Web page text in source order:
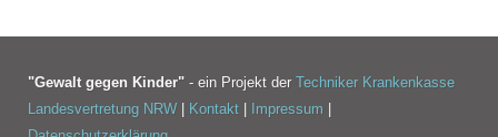
"Gewalt gegen Kinder" - ein Projekt der Techniker Krankenkasse
Landesvertretung NRW
Kontakt Impressum